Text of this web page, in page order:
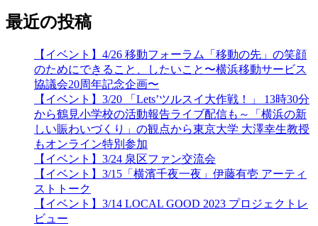
最近の投稿
【イベント】4/26 移動フォーラム「移動の先」の笑顔
のためにできること、したいこと〜横浜移動サービス
協議会20周年記念企画〜
【イベント】3/20 「Lets’ツルスイ大作戦！」 13時30分
から鶴見小学校の活動報告ライブ配信も～「横浜の新
しい賑わいづくり」の観点から東京大学 大澤幸生教授
もオンライン特別参加
【イベント】3/24 泉区ファン交流会
【イベント】3/15「横濱千夜一夜」伊藤有壱 アーティ
ストトーク
【イベント】3/14 LOCAL GOOD 2023 プロジェクトレ
ビュー